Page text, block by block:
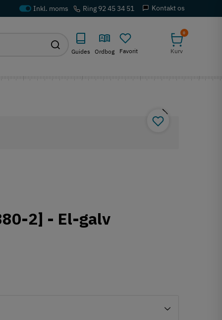
Ring 92 45 34 51 Kontakt os
Guides Ordbog Favorit
0
Kurv
2] - El-galv